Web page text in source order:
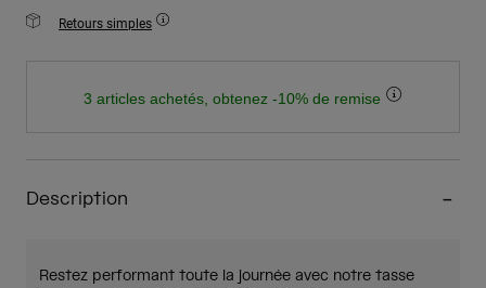
Retours simples
3 articles achetés, obtenez -10% de remise
Description
Restez performant toute la journée avec notre tasse